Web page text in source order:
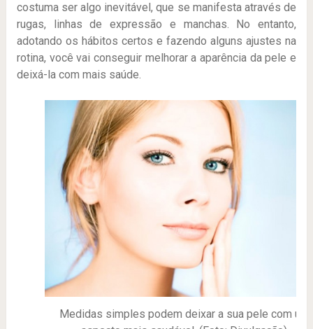
costuma ser algo inevitável, que se manifesta através de
rugas, linhas de expressão e manchas. No entanto,
adotando os hábitos certos e fazendo alguns ajustes na
rotina, você vai conseguir melhorar a aparência da pele e
deixá-la com mais saúde.
Medidas simples podem deixar a sua pele com um